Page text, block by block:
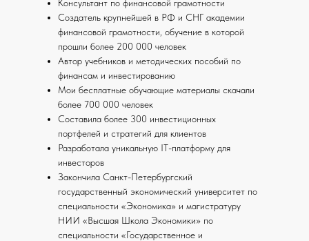
Консультант по финансовой грамотности
Создатель крупнейшей в РФ и СНГ академии
финансовой грамотности, обучение в которой
прошли более 200 000 человек
Автор учебников и методических пособий по
финансам и инвестированию
Мои бесплатные обучающие материалы скачали
более 700 000 человек
Составила более 300 инвестиционных
портфелей и стратегий для клиентов
Разработала уникальную IT-платформу для
инвесторов
Закончила Санкт-Петербургский
государственный экономический университет по
специальности «Экономика» и магистратуру
НИИ «Высшая Школа Экономики» по
специальности «Государственное и